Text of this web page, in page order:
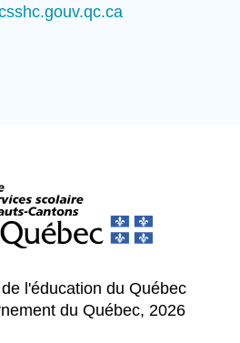
l'éducation du Québec
du Québec, 2026